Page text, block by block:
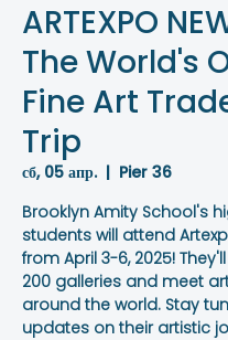
ARTEXPO
The World's
Fine Art
Trip
сб, 05 апр.
  |
Pier 36
Brooklyn Amity School's
students will attend
from April 3-6, 2025!
200 galleries and meet
around the world. Stay
updates on their artistic